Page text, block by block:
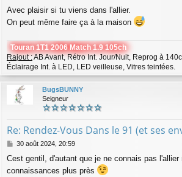
s
s
g
e
Avec plaisir si tu viens dans l'allier.
On peut même faire ça à la maison
Touran 1T1 2006 Match 1.9 105ch
Rajout :AB Avant, Rétro Int. Jour/Nuit, Reprog à
Éclairage Int. à LED, LED veilleuse, Vitres teintées.
BugsBUNNY
Seigneur
Re: Rendez-Vous Dans le 91 (et ses
M
s
s
30 août 2024, 20:59
Cest gentil, d'autant que je ne connais pas l'allier
connaissances plus près